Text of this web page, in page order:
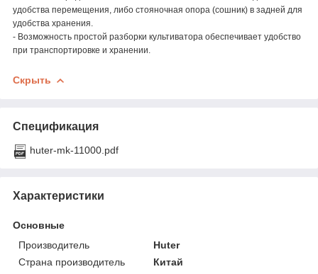
удобства перемещения, либо стояночная опора (сошник) в задней для
удобства хранения.
- Возможность простой разборки культиватора обеспечивает удобство
при транспортировке и хранении.
Скрыть
Спецификация
huter-mk-11000.pdf
Характеристики
Основные
Производитель
Huter
Страна производитель
Китай